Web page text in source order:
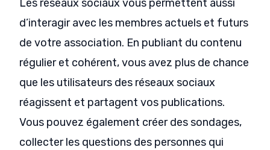
Les réseaux sociaux vous permettent aussi
d’interagir avec les membres actuels et futurs
de votre association. En publiant du contenu
régulier et cohérent, vous avez plus de chance
que les utilisateurs des réseaux sociaux
réagissent et partagent vos publications.
Vous pouvez également créer des sondages,
collecter les questions des personnes qui